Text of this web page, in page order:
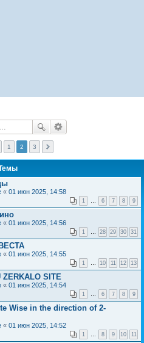
1 2 3
« 01 июн 2025, 14:58
1 … 6 7 8 9
« 01 июн 2025, 14:56
1 … 28 29 30 31
« 01 июн 2025, 14:55
1 … 10 11 12 13
ZERKALO SITE
« 01 июн 2025, 14:54
1 … 6 7 8 9
Wise in the direction of 2-
« 01 июн 2025, 14:52
1 … 8 9 10 11